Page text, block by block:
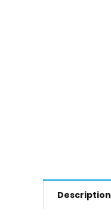
Description